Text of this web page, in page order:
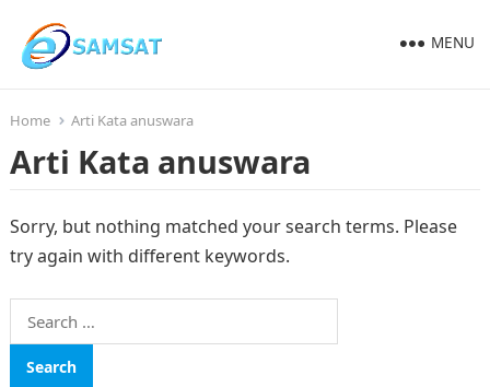
MENU
Home Arti Kata anuswara
Arti Kata anuswara
Sorry, but nothing matched your search terms. Please
try again with different keywords.
Search
for: